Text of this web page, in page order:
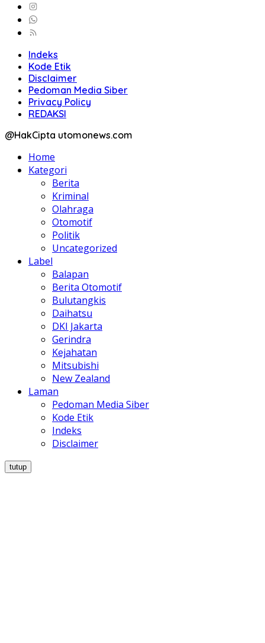
Indeks
Kode Etik
Disclaimer
Pedoman Media Siber
Privacy Policy
REDAKSI
@HakCipta utomonews.com
Home
Kategori
Berita
Kriminal
Olahraga
Otomotif
Politik
Uncategorized
Label
Balapan
Berita Otomotif
Bulutangkis
Daihatsu
DKI Jakarta
Gerindra
Kejahatan
Mitsubishi
New Zealand
Laman
Pedoman Media Siber
Kode Etik
Indeks
Disclaimer
tutup